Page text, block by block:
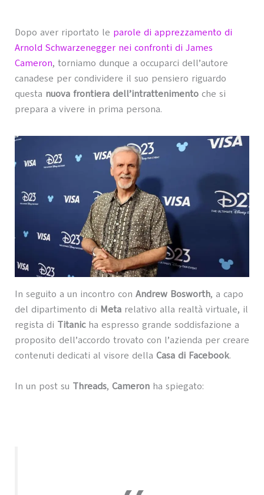
Dopo aver riportato le parole di apprezzamento di
Arnold Schwarzenegger nei confronti di James
Cameron, torniamo dunque a occuparci dell’autore
canadese per condividere il suo pensiero riguardo
questa nuova frontiera dell’intrattenimento che si
prepara a vivere in prima persona.
In seguito a un incontro con Andrew Bosworth, a capo
del dipartimento di Metarelativo alla realtà virtuale, il
regista di Titanicha espresso grande soddisfazione a
proposito dell’accordo trovato con l’azienda per creare
contenuti dedicati al visore della Casa di Facebook.
In un post su Threads, Cameronha spiegato: